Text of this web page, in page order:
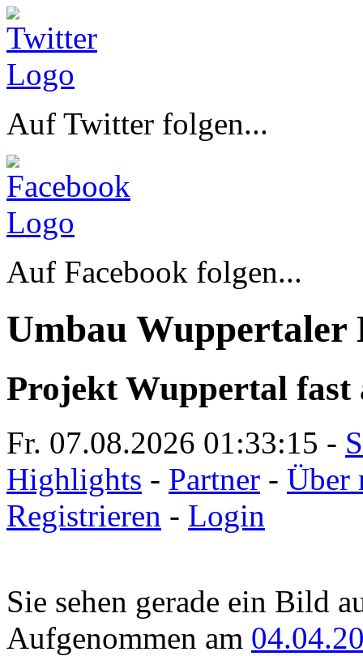
Auf Twitter folgen...
Auf Facebook folgen...
Umbau Wuppertaler
Projekt Wuppertal fast
Fr. 07.08.2026 01:33:15 -
Highlights - Partner - Über
Registrieren - Login
Sie sehen gerade ein Bild
Aufgenommen am